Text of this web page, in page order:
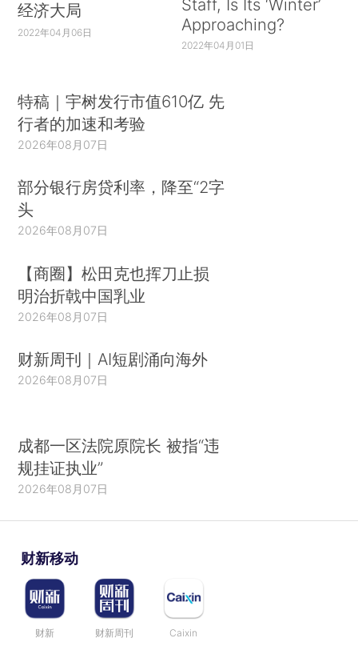
经济大局
2022年04月06日
Staff, Is Its ‘Winter’
Approaching?
2022年04月01日
特稿｜宇树发行市值610亿 先
行者的加速和考验
2026年08月07日
部分银行房贷利率，降至“2字
头
2026年08月07日
【商圈】松田克也挥刀止损
明治折戟中国乳业
2026年08月07日
财新周刊｜AI短剧涌向海外
2026年08月07日
成都一区法院原院长 被指“违
规挂证执业”
2026年08月07日
财新移动
财新 财新周刊 Caixin